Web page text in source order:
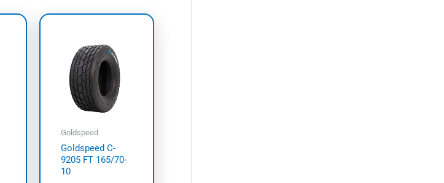
Goldspeed
Goldspeed C-
9205 FT 165/70-
10